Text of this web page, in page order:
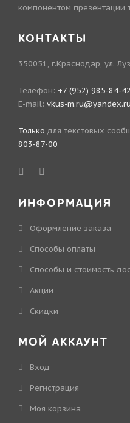
компонентом презентации
КОНТАКТЫ
350051, г.Краснодар, ул.
Телефон: +7 (952) 985-84-42
E-mail: vkus-m.ru@yandex.ru
Только для текстовых
803-87-00
ИНФОРМАЦИЯ
Оформление заказа
Способы оплаты
Способы и стоимость
Акции
Скидки
МОЙ АККАУНТ
Вход
Регистрация
Моя корзина